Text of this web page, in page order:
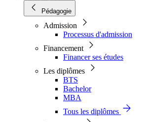
Pédagogie
Admission
Processus d'admission
Financement
Financer ses études
Les diplômes
BTS
Bachelor
MBA
Tous les diplômes